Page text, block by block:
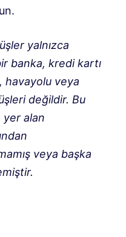
yalnızca
banka, kredi kartı
havayolu veya
değildir. Bu
alan
veya başka